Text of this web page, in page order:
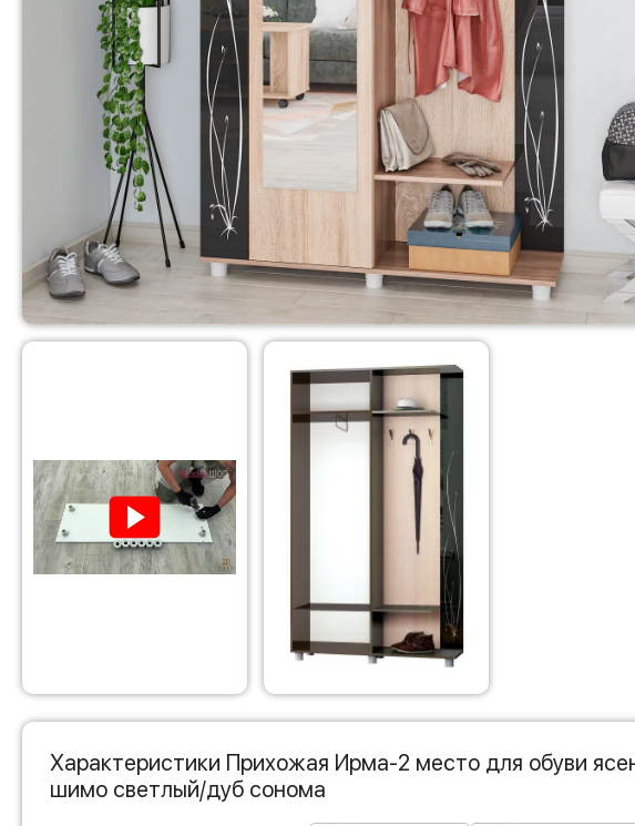
Характеристики Прихожая Ирма-2 место для обуви
шимо светлый/дуб сонома